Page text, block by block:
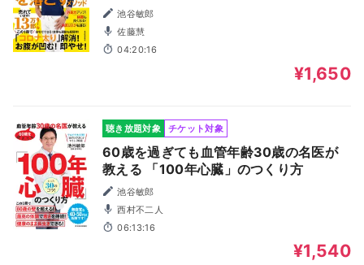
池谷敏郎
佐藤慧
04:20:16
¥1,650
聴き放題対象 チケット対象
60歳を過ぎても血管年齢30歳の名医が
教える 「100年心臓」のつくり方
池谷敏郎
西村不二人
06:13:16
¥1,540